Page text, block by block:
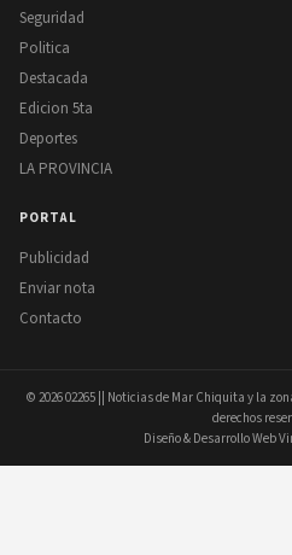
Seguridad
Politica
Destacada
Edicion 5ta
Deportes
LA PROVINCIA
PORTAL
Publicidad
Enviar nota
Contacto
© 202602265 || Noticias de Mar Chiquita y la
derechos
Diseño & Desarrollo Web